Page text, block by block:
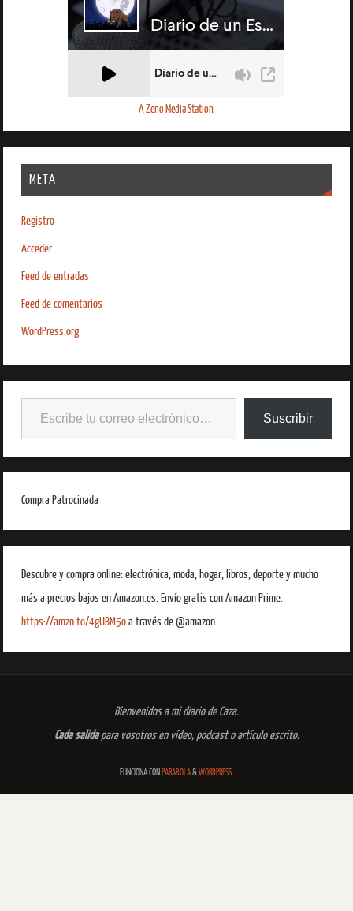
A Zeno Media Station
META
Registro
Acceder
Feed de entradas
Feed de comentarios
WordPress.org
Suscribir
Compra Patrocinada
Descubre y compra online: electrónica, moda, hogar, libros, deporte y mucho
más a precios bajos en Amazon.es. Envío gratis con Amazon Prime.
https://amzn.to/4gUBM5oa través de @amazon.
Bienvenidos a mi diario de Caza.
Cada salidapara vosotros en vídeo, podcast o artículo escrito.
FUNCIONA CON PARABOLA&WORDPRESS.